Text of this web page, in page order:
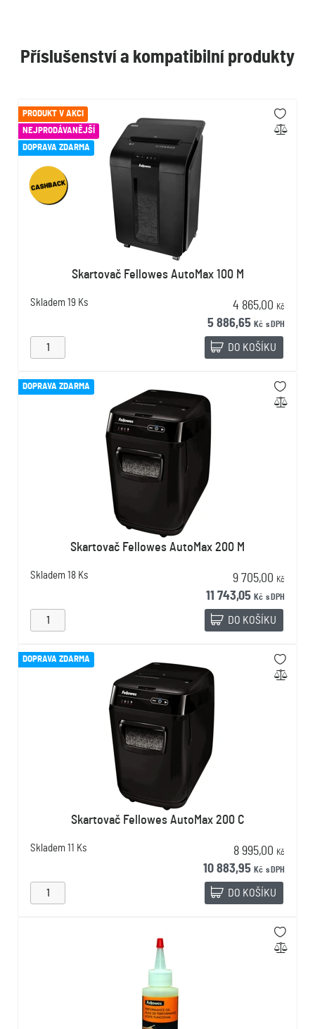
Příslušenství a kompatibilní produkty
PRODUKT V AKCI
NEJPRODÁVANĚJŠÍ
DOPRAVA ZDARMA
Skartovač Fellowes AutoMax 100 M
Skladem 19 Ks 4 865,00 Kč
5 886,65 Kč s DPH
DO KOŠÍKU
DOPRAVA ZDARMA
Skartovač Fellowes AutoMax 200 M
Skladem 18 Ks 9 705,00 Kč
11 743,05 Kč s DPH
DO KOŠÍKU
DOPRAVA ZDARMA
Skartovač Fellowes AutoMax 200 C
Skladem 11 Ks 8 995,00 Kč
10 883,95 Kč s DPH
DO KOŠÍKU